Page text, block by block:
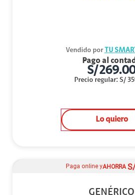
Vendido por TU
Pago al
S/
Precio regular: S/
Lo quiero
Paga online yAHORRA
GENÉRICO